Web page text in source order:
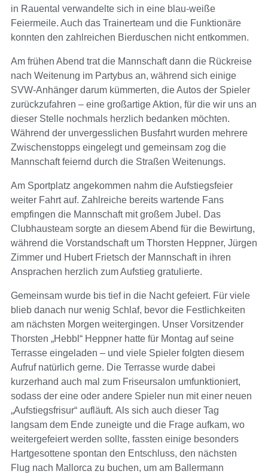
in Rauental verwandelte sich in eine blau-weiße
Feiermeile. Auch das Trainerteam und die Funktionäre
konnten den zahlreichen Bierduschen nicht entkommen.
Am frühen Abend trat die Mannschaft dann die Rückreise
nach Weitenung im Partybus an, während sich einige
SVW-Anhänger darum kümmerten, die Autos der Spieler
zurückzufahren – eine großartige Aktion, für die wir uns an
dieser Stelle nochmals herzlich bedanken möchten.
Während der unvergesslichen Busfahrt wurden mehrere
Zwischenstopps eingelegt und gemeinsam zog die
Mannschaft feiernd durch die Straßen Weitenungs.
Am Sportplatz angekommen nahm die Aufstiegsfeier
weiter Fahrt auf. Zahlreiche bereits wartende Fans
empfingen die Mannschaft mit großem Jubel. Das
Clubhausteam sorgte an diesem Abend für die Bewirtung,
während die Vorstandschaft um Thorsten Heppner, Jürgen
Zimmer und Hubert Frietsch der Mannschaft in ihren
Ansprachen herzlich zum Aufstieg gratulierte.
Gemeinsam wurde bis tief in die Nacht gefeiert. Für viele
blieb danach nur wenig Schlaf, bevor die Festlichkeiten
am nächsten Morgen weitergingen. Unser Vorsitzender
Thorsten „Hebbl“ Heppner hatte für Montag auf seine
Terrasse eingeladen – und viele Spieler folgten diesem
Aufruf natürlich gerne. Die Terrasse wurde dabei
kurzerhand auch mal zum Friseursalon umfunktioniert,
sodass der eine oder andere Spieler nun mit einer neuen
„Aufstiegsfrisur“ aufläuft. Als sich auch dieser Tag
langsam dem Ende zuneigte und die Frage aufkam, wo
weitergefeiert werden sollte, fassten einige besonders
Hartgesottene spontan den Entschluss, den nächsten
Flug nach Mallorca zu buchen, um am Ballermann